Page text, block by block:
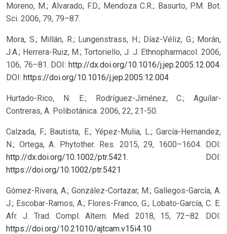
Moreno, M.; Alvarado, F.D.; Mendoza C.R.; Basurto, P.M. Bot.
Sci. 2006, 79, 79–87.
Mora, S.; Millán, R.; Lungenstrass, H.; Díaz-Véliz, G.; Morán,
J.A.; Herrera-Ruiz, M.; Tortoriello, J. J. Ethnopharmacol. 2006,
106, 76–81. DOI: http://dx.doi.org/10.1016/j.jep.2005.12.004.
DOI: https://doi.org/10.1016/j.jep.2005.12.004
Hurtado-Rico, N. E.; Rodríguez-Jiménez, C.; Aguilar-
Contreras, A. Polibotánica. 2006, 22, 21-50.
Calzada, F.; Bautista, E.; Yépez-Mulia, L.; García-Hernandez,
N.; Ortega, A. Phytother. Res. 2015, 29, 1600–1604. DOI:
http://dx.doi.org/10.1002/ptr.5421. DOI:
https://doi.org/10.1002/ptr.5421
Gómez-Rivera, A.; González-Cortazar, M.; Gallegos-García, A.
J.; Escobar-Ramos, A.; Flores-Franco, G.; Lobato-García, C. E.
Afr. J. Trad. Compl. Altern. Med. 2018, 15, 72–82. DOI:
https://doi.org/10.21010/ajtcam.v15i4.10